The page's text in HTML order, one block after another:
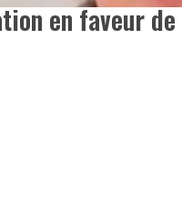
en faveur